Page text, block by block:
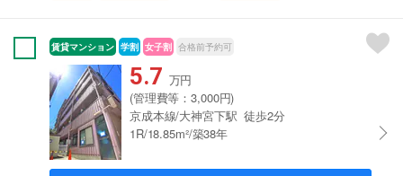
賃貸マンション 学割 女子割 合格前予約可
5.7 万円
(管理費等：3,000円)
京成本線/大神宮下駅 徒歩2分
1R/18.85m²/築38年